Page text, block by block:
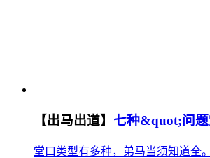
【出马出道】 七种&quot;问
堂口类型有多种，弟马当须知道全